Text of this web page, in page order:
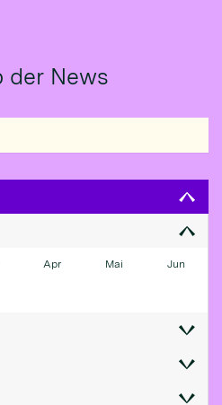
der News
Apr Mai Jun